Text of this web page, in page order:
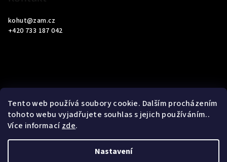
Tento web používá soubory cookie. Dalším procházením
tohoto webu vyjadřujete souhlas s jejich používáním..
Více informacízde.
Nastavení
kohut@zam.cz
+420 733 187 042
Informace pro vás
Obchodní podmínky